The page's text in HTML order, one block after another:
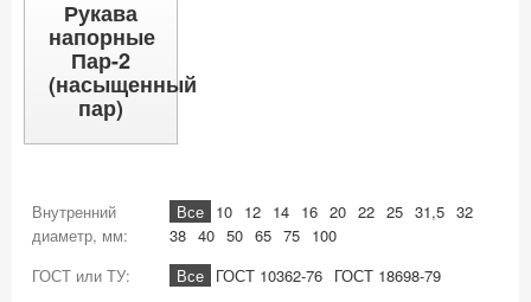
Рукава
напорные
Пар-2
(насыщенный
пар)
Внутренний
диаметр, мм:
Все 10 12 14 16 20 22 25 31,5 32
38 40 50 65 75
100
ГОСТ или ТУ:
Все ГОСТ 10362-76
ГОСТ 18698-79